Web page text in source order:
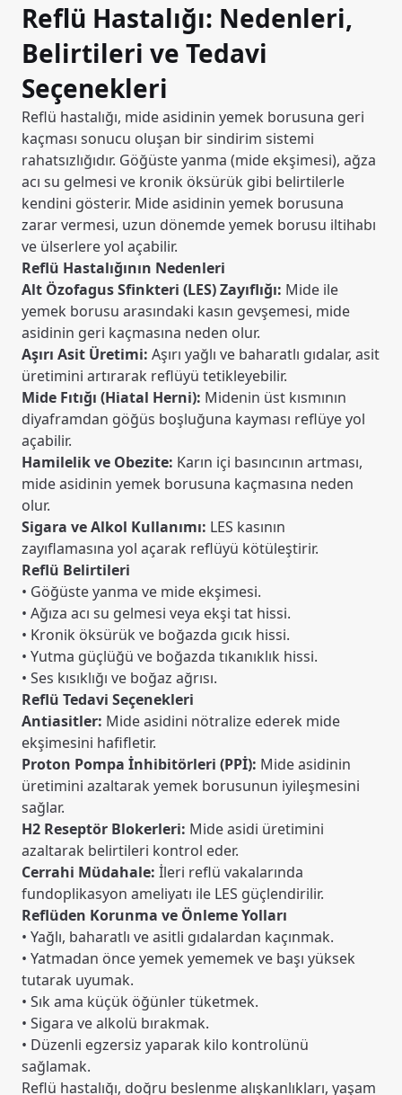
Reflü Hastalığı: Nedenleri,
Belirtileri ve Tedavi
Seçenekleri
Reflü hastalığı, mide asidinin yemek borusuna geri
kaçması sonucu oluşan bir sindirim sistemi
rahatsızlığıdır. Göğüste yanma (mide ekşimesi), ağza
acı su gelmesi ve kronik öksürük gibi belirtilerle
kendini gösterir. Mide asidinin yemek borusuna
zarar vermesi, uzun dönemde yemek borusu iltihabı
ve ülserlere yol açabilir.
Reflü Hastalığının Nedenleri
Alt Özofagus Sfinkteri (LES) Zayıflığı: Mide ile
yemek borusu arasındaki kasın gevşemesi, mide
asidinin geri kaçmasına neden olur.
Aşırı Asit Üretimi: Aşırı yağlı ve baharatlı gıdalar, asit
üretimini artırarak reflüyü tetikleyebilir.
Mide Fıtığı (Hiatal Herni): Midenin üst kısmının
diyaframdan göğüs boşluğuna kayması reflüye yol
açabilir.
Hamilelik ve Obezite: Karın içi basıncının artması,
mide asidinin yemek borusuna kaçmasına neden
olur.
Sigara ve Alkol Kullanımı: LES kasının
zayıflamasına yol açarak reflüyü kötüleştirir.
Reflü Belirtileri
• Göğüste yanma ve mide ekşimesi.
• Ağıza acı su gelmesi veya ekşi tat hissi.
• Kronik öksürük ve boğazda gıcık hissi.
• Yutma güçlüğü ve boğazda tıkanıklık hissi.
• Ses kısıklığı ve boğaz ağrısı.
Reflü Tedavi Seçenekleri
Antiasitler: Mide asidini nötralize ederek mide
ekşimesini hafifletir.
Proton Pompa İnhibitörleri (PPİ): Mide asidinin
üretimini azaltarak yemek borusunun iyileşmesini
sağlar.
H2 Reseptör Blokerleri: Mide asidi üretimini
azaltarak belirtileri kontrol eder.
Cerrahi Müdahale: İleri reflü vakalarında
fundoplikasyon ameliyatı ile LES güçlendirilir.
Reflüden Korunma ve Önleme Yolları
• Yağlı, baharatlı ve asitli gıdalardan kaçınmak.
• Yatmadan önce yemek yememek ve başı yüksek
tutarak uyumak.
• Sık ama küçük öğünler tüketmek.
• Sigara ve alkolü bırakmak.
• Düzenli egzersiz yaparak kilo kontrolünü
sağlamak.
Reflü hastalığı, doğru beslenme alışkanlıkları, yaşam